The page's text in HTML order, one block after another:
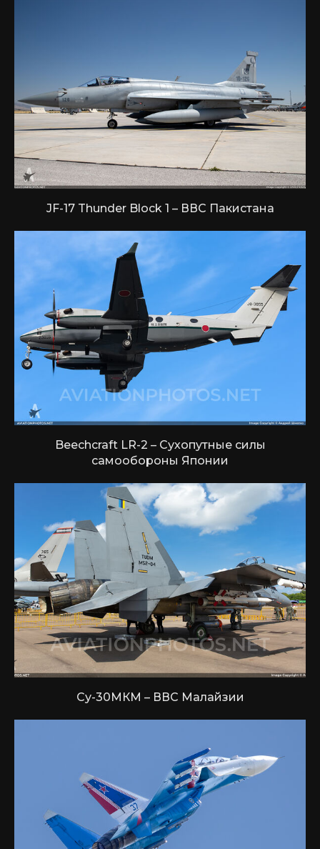
JF-17 Thunder Block 1 – ВВС Пакистана
Beechcraft LR-2 – Сухопутные силы
самообороны Японии
Су-30МКМ – ВВС Малайзии